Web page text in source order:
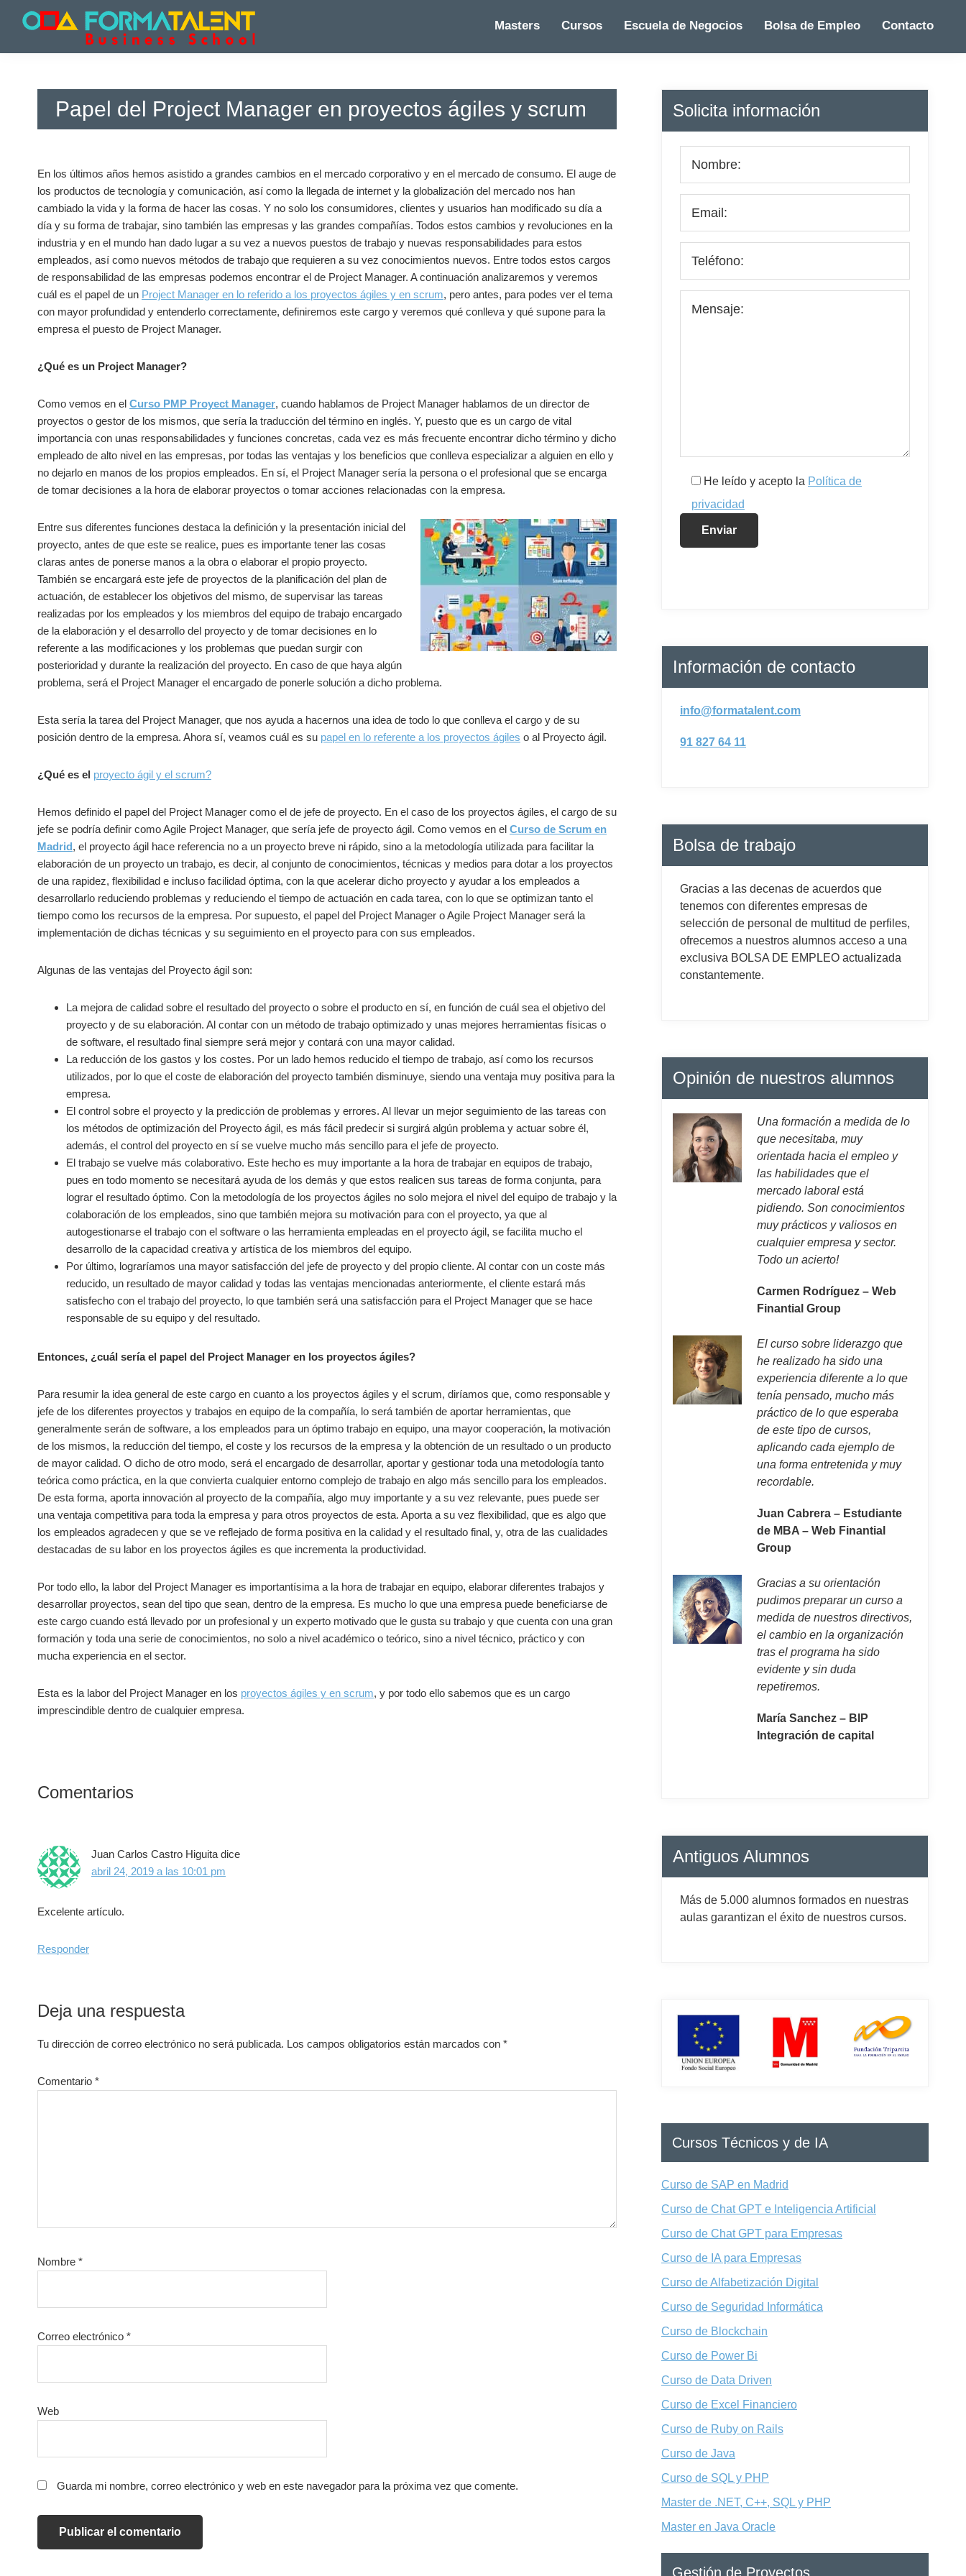
Cursos
Master
Madrid
Master
Madrid
Masters Cursos Escuela de Negocios Bolsa de Empleo Contacto
Papel del Project Manager en proyectos ágiles y scrum
En los últimos años hemos asistido a grandes cambios en el mercado corporativo y en el mercado de consumo. El auge de
los productos de tecnología y comunicación, así como la llegada de internet y la globalización del mercado nos han
cambiado la vida y la forma de hacer las cosas. Y no solo los consumidores, clientes y usuarios han modificado su día a
día y su forma de trabajar, sino también las empresas y las grandes compañías. Todos estos cambios y revoluciones en la
industria y en el mundo han dado lugar a su vez a nuevos puestos de trabajo y nuevas responsabilidades para estos
empleados, así como nuevos métodos de trabajo que requieren a su vez conocimientos nuevos. Entre todos estos cargos
de responsabilidad de las empresas podemos encontrar el de Project Manager. A continuación analizaremos y veremos
cuál es el papel de un Project Manager en lo referido a los proyectos ágiles y en scrum, pero antes, para podes ver el tema
con mayor profundidad y entenderlo correctamente, definiremos este cargo y veremos qué conlleva y qué supone para la
empresa el puesto de Project Manager.
¿Qué es un Project Manager?
Como vemos en el Curso PMP Proyect Manager, cuando hablamos de Project Manager hablamos de un director de
proyectos o gestor de los mismos, que sería la traducción del término en inglés. Y, puesto que es un cargo de vital
importancia con unas responsabilidades y funciones concretas, cada vez es más frecuente encontrar dicho término y dicho
empleado de alto nivel en las empresas, por todas las ventajas y los beneficios que conlleva especializar a alguien en ello y
no dejarlo en manos de los propios empleados. En sí, el Project Manager sería la persona o el profesional que se encarga
de tomar decisiones a la hora de elaborar proyectos o tomar acciones relacionadas con la empresa.
Entre sus diferentes funciones destaca la definición y la presentación inicial del
proyecto, antes de que este se realice, pues es importante tener las cosas
claras antes de ponerse manos a la obra o elaborar el propio proyecto.
También se encargará este jefe de proyectos de la planificación del plan de
actuación, de establecer los objetivos del mismo, de supervisar las tareas
realizadas por los empleados y los miembros del equipo de trabajo encargado
de la elaboración y el desarrollo del proyecto y de tomar decisiones en lo
referente a las modificaciones y los problemas que puedan surgir con
posterioridad y durante la realización del proyecto. En caso de que haya algún
problema, será el Project Manager el encargado de ponerle solución a dicho problema.
Esta sería la tarea del Project Manager, que nos ayuda a hacernos una idea de todo lo que conlleva el cargo y de su
posición dentro de la empresa. Ahora sí, veamos cuál es su papel en lo referente a los proyectos ágiles o al Proyecto ágil.
¿Qué es el proyecto ágil y el scrum?
Hemos definido el papel del Project Manager como el de jefe de proyecto. En el caso de los proyectos ágiles, el cargo de su
jefe se podría definir como Agile Project Manager, que sería jefe de proyecto ágil. Como vemos en el Curso de Scrum en
Madrid, el proyecto ágil hace referencia no a un proyecto breve ni rápido, sino a la metodología utilizada para facilitar la
elaboración de un proyecto un trabajo, es decir, al conjunto de conocimientos, técnicas y medios para dotar a los proyectos
de una rapidez, flexibilidad e incluso facilidad óptima, con la que acelerar dicho proyecto y ayudar a los empleados a
desarrollarlo reduciendo problemas y reduciendo el tiempo de actuación en cada tarea, con lo que se optimizan tanto el
tiempo como los recursos de la empresa. Por supuesto, el papel del Project Manager o Agile Project Manager será la
implementación de dichas técnicas y su seguimiento en el proyecto para con sus empleados.
Algunas de las ventajas del Proyecto ágil son:
La mejora de calidad sobre el resultado del proyecto o sobre el producto en sí, en función de cuál sea el objetivo del
proyecto y de su elaboración. Al contar con un método de trabajo optimizado y unas mejores herramientas físicas o
de software, el resultado final siempre será mejor y contará con una mayor calidad.
La reducción de los gastos y los costes. Por un lado hemos reducido el tiempo de trabajo, así como los recursos
utilizados, por lo que el coste de elaboración del proyecto también disminuye, siendo una ventaja muy positiva para la
empresa.
El control sobre el proyecto y la predicción de problemas y errores. Al llevar un mejor seguimiento de las tareas con
los métodos de optimización del Proyecto ágil, es más fácil predecir si surgirá algún problema y actuar sobre él,
además, el control del proyecto en sí se vuelve mucho más sencillo para el jefe de proyecto.
El trabajo se vuelve más colaborativo. Este hecho es muy importante a la hora de trabajar en equipos de trabajo,
pues en todo momento se necesitará ayuda de los demás y que estos realicen sus tareas de forma conjunta, para
lograr el resultado óptimo. Con la metodología de los proyectos ágiles no solo mejora el nivel del equipo de trabajo y la
colaboración de los empleados, sino que también mejora su motivación para con el proyecto, ya que al
autogestionarse el trabajo con el software o las herramienta empleadas en el proyecto ágil, se facilita mucho el
desarrollo de la capacidad creativa y artística de los miembros del equipo.
Por último, lograríamos una mayor satisfacción del jefe de proyecto y del propio cliente. Al contar con un coste más
reducido, un resultado de mayor calidad y todas las ventajas mencionadas anteriormente, el cliente estará más
satisfecho con el trabajo del proyecto, lo que también será una satisfacción para el Project Manager que se hace
responsable de su equipo y del resultado.
Entonces, ¿cuál sería el papel del Project Manager en los proyectos ágiles?
Para resumir la idea general de este cargo en cuanto a los proyectos ágiles y el scrum, diríamos que, como responsable y
jefe de los diferentes proyectos y trabajos en equipo de la compañía, lo será también de aportar herramientas, que
generalmente serán de software, a los empleados para un óptimo trabajo en equipo, una mayor cooperación, la motivación
de los mismos, la reducción del tiempo, el coste y los recursos de la empresa y la obtención de un resultado o un producto
de mayor calidad. O dicho de otro modo, será el encargado de desarrollar, aportar y gestionar toda una metodología tanto
teórica como práctica, en la que convierta cualquier entorno complejo de trabajo en algo más sencillo para los empleados.
De esta forma, aporta innovación al proyecto de la compañía, algo muy importante y a su vez relevante, pues puede ser
una ventaja competitiva para toda la empresa y para otros proyectos de esta. Aporta a su vez flexibilidad, que es algo que
los empleados agradecen y que se ve reflejado de forma positiva en la calidad y el resultado final, y, otra de las cualidades
destacadas de su labor en los proyectos ágiles es que incrementa la productividad.
Por todo ello, la labor del Project Manager es importantísima a la hora de trabajar en equipo, elaborar diferentes trabajos y
desarrollar proyectos, sean del tipo que sean, dentro de la empresa. Es mucho lo que una empresa puede beneficiarse de
este cargo cuando está llevado por un profesional y un experto motivado que le gusta su trabajo y que cuenta con una gran
formación y toda una serie de conocimientos, no solo a nivel académico o teórico, sino a nivel técnico, práctico y con
mucha experiencia en el sector.
Esta es la labor del Project Manager en los proyectos ágiles y en scrum, y por todo ello sabemos que es un cargo
imprescindible dentro de cualquier empresa.
Interacciones
lectores
Comentarios
Juan Carlos Castro Higuita dice
abril 24, 2019 a las 10:01 pm
Excelente artículo.
Responder
Deja una respuesta
Tu dirección de correo electrónico no será publicada. Los campos obligatorios están marcados con *
Comentario *
Nombre *
Correo electrónico *
Web
Guarda mi nombre, correo electrónico y web en este navegador para la próxima vez que comente.
Barra
lateral
principal
Solicita información
He leído y acepto la Política de
privacidad
Información de contacto
info@formatalent.com
91 827 64 11
Bolsa de trabajo
Gracias a las decenas de acuerdos que
tenemos con diferentes empresas de
selección de personal de multitud de perfiles,
ofrecemos a nuestros alumnos acceso a una
exclusiva BOLSA DE EMPLEO actualizada
constantemente.
Opinión de nuestros alumnos
Una formación a medida de lo
que necesitaba, muy
orientada hacia el empleo y
las habilidades que el
mercado laboral está
pidiendo. Son conocimientos
muy prácticos y valiosos en
cualquier empresa y sector.
Todo un acierto!
Carmen Rodríguez – Web
Finantial Group
El curso sobre liderazgo que
he realizado ha sido una
experiencia diferente a lo que
tenía pensado, mucho más
práctico de lo que esperaba
de este tipo de cursos,
aplicando cada ejemplo de
una forma entretenida y muy
recordable.
Juan Cabrera – Estudiante
de MBA – Web Finantial
Group
Gracias a su orientación
pudimos preparar un curso a
medida de nuestros directivos,
el cambio en la organización
tras el programa ha sido
evidente y sin duda
repetiremos.
María Sanchez – BIP
Integración de capital
Antiguos Alumnos
Más de 5.000 alumnos formados en nuestras
aulas garantizan el éxito de nuestros cursos.
Cursos Técnicos y de IA
Curso de SAP en Madrid
Curso de Chat GPT e Inteligencia Artificial
Curso de Chat GPT para Empresas
Curso de IA para Empresas
Curso de Alfabetización Digital
Curso de Seguridad Informática
Curso de Blockchain
Curso de Power Bi
Curso de Data Driven
Curso de Excel Financiero
Curso de Ruby on Rails
Curso de Java
Curso de SQL y PHP
Master de .NET, C++, SQL y PHP
Master en Java Oracle
Gestión de Proyectos